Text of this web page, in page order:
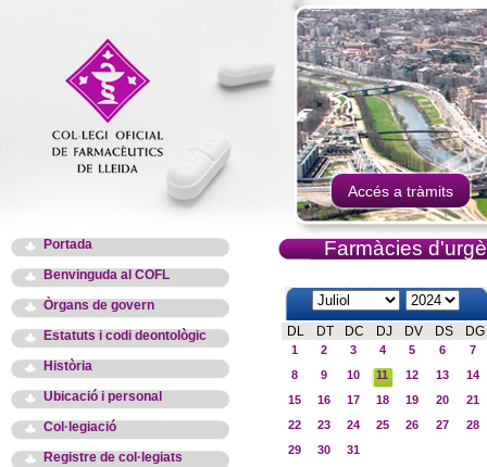
Accés a tràmits
Portada
Benvinguda al COFL
Òrgans de govern
Estatuts i codi deontològic
Història
Ubicació i personal
Col·legiació
Registre de col·legiats
Farmàcies
DL DT DC DJ DV DS DG
1 2 3 4 5 6
7
8
9 10 11 12 13
14
15
16 17 18 19 20
21
22
23 24 25 26 27
28
29
30
31